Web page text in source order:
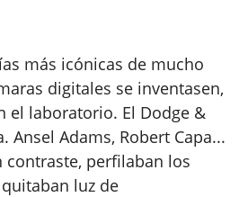
más icónicas de mucho
digitales se inventasen,
el laboratorio. El Dodge &
Ansel Adams, Robert Capa...
contraste, perfilaban los
luz de